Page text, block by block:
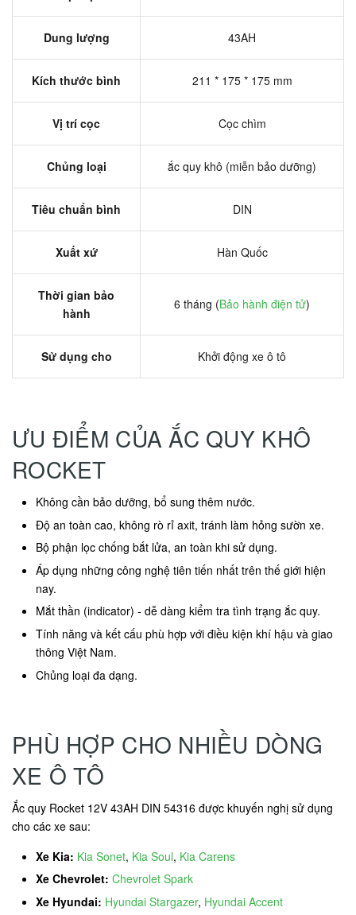
Dung lượng 43AH
Kích thước bình 211 * 175 * 175 mm
Vị trí cọc Cọc chìm
Chủng loại ắc quy khô (miễn bảo dưỡng)
Tiêu chuẩn bình DIN
Xuất xứ Hàn Quốc
Thời gian bảo
hành
6 tháng (Bảo hành điện tử)
Sử dụng cho Khởi động xe ô tô
ƯU ĐIỂM CỦA ẮC QUY KHÔ
ROCKET
Không cần bảo dưỡng, bổ sung thêm nước.
Độ an toàn cao, không rò rỉ axit, tránh làm hỏng sườn xe.
Bộ phận lọc chống bắt lửa, an toàn khi sử dụng.
Áp dụng những công nghệ tiên tiến nhất trên thế giới hiện
nay.
Mắt thần (indicator) - dễ dàng kiểm tra tình trạng ắc quy.
Tính năng và kết cấu phù hợp với điều kiện khí hậu và giao
thông Việt Nam.
Chủng loại đa dạng.
PHÙ HỢP CHO NHIỀU DÒNG
XE Ô TÔ
Ắc quy Rocket 12V 43AH DIN 54316 được khuyến nghị sử dụng
cho các xe sau:
Xe Kia: Kia Sonet, Kia Soul, Kia Carens
Xe Chevrolet: Chevrolet Spark
Xe Hyundai: Hyundai Stargazer, Hyundai Accent